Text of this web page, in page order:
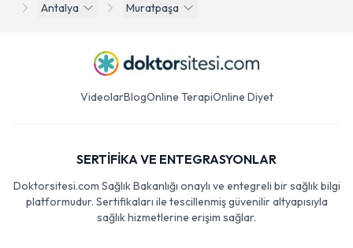
Antalya
Muratpaşa
VideolarBlogOnline TerapiOnline Diyet
SERTİFİKA VE ENTEGRASYONLAR
Doktorsitesi.com Sağlık Bakanlığı onaylı ve entegreli bir sağlık bilgi
platformudur. Sertifikaları ile tescillenmiş güvenilir altyapısıyla
sağlık hizmetlerine erişim sağlar.